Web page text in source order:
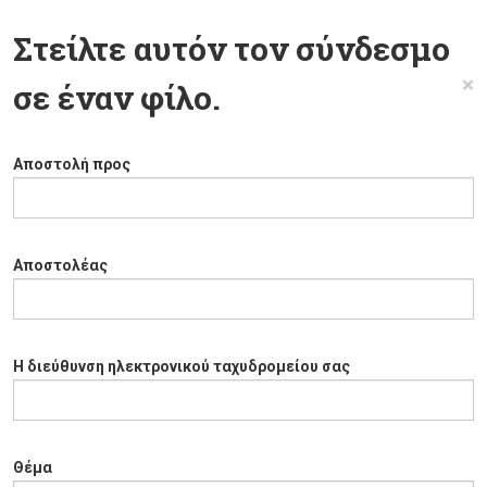
Στείλτε αυτόν τον σύνδεσμο
σε έναν φίλο.
×
Αποστολή προς
Αποστολέας
Η διεύθυνση ηλεκτρονικού ταχυδρομείου σας
Θέμα